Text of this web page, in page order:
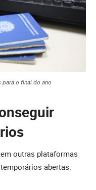
o final do ano
outras plataformas
abertas.